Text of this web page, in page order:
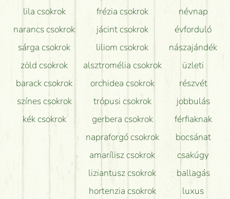
lila csokrok
narancs csokrok
sárga csokrok
zöld csokrok
barack csokrok
színes csokrok
kék csokrok
frézia csokrok
jácint csokrok
liliom csokrok
alsztromélia csokrok
orchidea csokrok
trópusi csokrok
gerbera csokrok
napraforgó csokrok
amarílisz csokrok
liziantusz csokrok
hortenzia csokrok
névnap
évforduló
nászajándék
üzleti
részvét
jobbulás
férfiaknak
bocsánat
csakúgy
ballagás
luxus